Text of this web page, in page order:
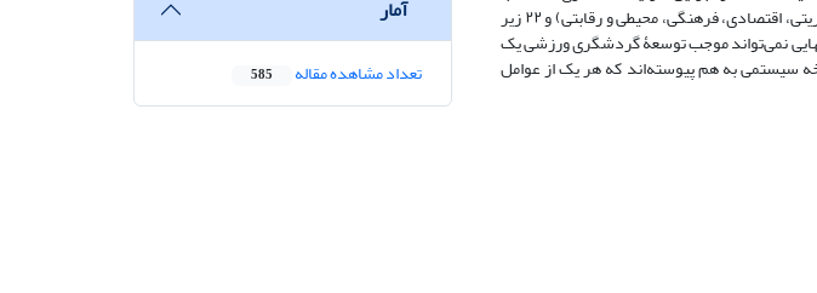
مشارکت یک متخصص گردشگری انجام شد. طبق یافته‌های پژوهش ۶ مقوله اصلی (عوامل ساختاری، مدیریتی، اقتصادی، فرهنگی، محیطی و رقابتی) و ۲۲ زیر
نمی‌تواند موجب توسعۀ گردشگری ورزشی یک
سیستمی به هم پیوسته‌اند که هر یک از عوامل
آمار
تعداد مشاهده مقاله 585